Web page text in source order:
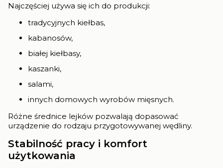
Najczęściej używa się ich do produkcji:
tradycyjnych kiełbas,
kabanosów,
białej kiełbasy,
kaszanki,
salami,
innych domowych wyrobów mięsnych.
Różne średnice lejków pozwalają dopasować
urządzenie do rodzaju przygotowywanej wędliny.
Stabilność pracy i komfort
użytkowania